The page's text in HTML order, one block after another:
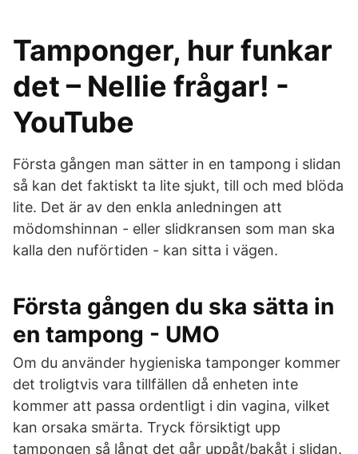
Tamponger, hur funkar
det – Nellie frågar! -
YouTube
Första gången man sätter in en tampong i slidan
så kan det faktiskt ta lite sjukt, till och med blöda
lite. Det är av den enkla anledningen att
mödomshinnan - eller slidkransen som man ska
kalla den nuförtiden - kan sitta i vägen.
Första gången du ska sätta in
en tampong - UMO
Om du använder hygieniska tamponger kommer
det troligtvis vara tillfällen då enheten inte
kommer att passa ordentligt i din vagina, vilket
kan orsaka smärta. Tryck försiktigt upp
tampongen så långt det går uppåt/bakåt i slidan.